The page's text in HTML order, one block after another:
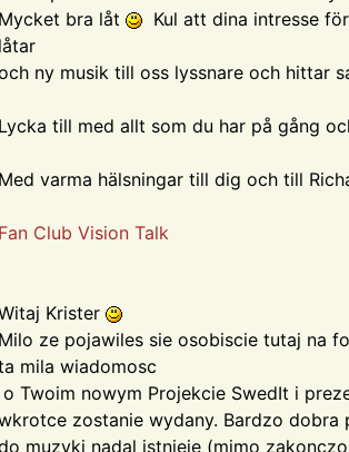
Mycket bra låt
Kul att dina intresse
låtar
ny musik till oss lyssnare och hittar
Lycka till med allt som du har på gång
Med varma hälsningar till dig och till
Fan Club Vision Talk
Krister
Milo ze pojawiles sie osobiscie tutaj na
mila wiadomosc
o Twoim nowym Projekcie SwedIt i
zostanie wydany. Bardzo dobra
muzyki nadal istnieje (mimo